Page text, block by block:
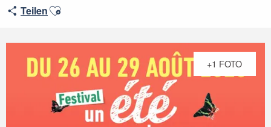
TeilenAjouter aux favoris
+1 FOTO